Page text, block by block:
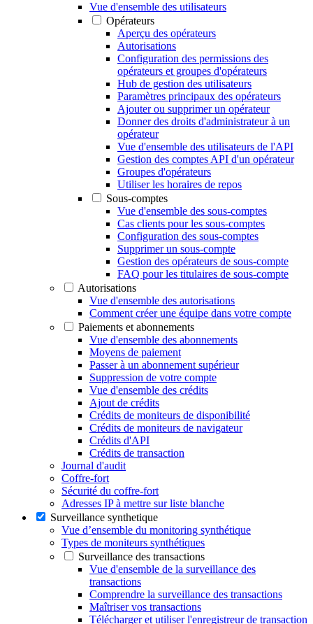
Vue d'ensemble des utilisateurs
Opérateurs
Aperçu des opérateurs
Autorisations
Configuration des permissions des
opérateurs et groupes d'opérateurs
Hub de gestion des utilisateurs
Paramètres principaux des opérateurs
Ajouter ou supprimer un opérateur
Donner des droits d'administrateur à un
opérateur
Vue d'ensemble des utilisateurs de l'API
Gestion des comptes API d'un opérateur
Groupes d'opérateurs
Utiliser les horaires de repos
Sous-comptes
Vue d'ensemble des sous-comptes
Cas clients pour les sous-comptes
Configuration des sous-comptes
Supprimer un sous-compte
Gestion des opérateurs de sous-compte
FAQ pour les titulaires de sous-compte
Autorisations
Vue d'ensemble des autorisations
Comment créer une équipe dans votre compte
Paiements et abonnements
Vue d'ensemble des abonnements
Moyens de paiement
Passer à un abonnement supérieur
Suppression de votre compte
Vue d'ensemble des crédits
Ajout de crédits
Crédits de moniteurs de disponibilité
Crédits de moniteurs de navigateur
Crédits d'API
Crédits de transaction
Journal d'audit
Coffre-fort
Sécurité du coffre-fort
Adresses IP à mettre sur liste blanche
Surveillance synthetique
Vue d’ensemble du monitoring synthétique
Types de moniteurs synthétiques
Surveillance des transactions
Vue d'ensemble de la surveillance des
transactions
Comprendre la surveillance des transactions
Maîtriser vos transactions
Télécharger et utiliser l'enregistreur de transaction